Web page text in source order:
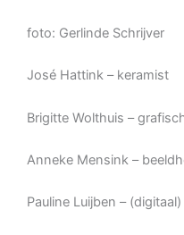
foto: Gerlinde Schrijver
José Hattink – keramist
Brigitte Wolthuis –
Anneke Mensink –
Pauline Luijben –